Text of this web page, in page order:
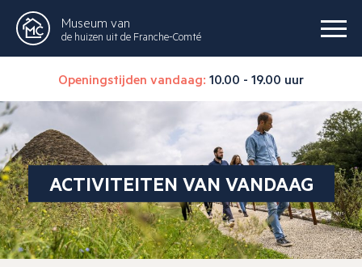
Museum van
de huizen uit de Franche-Comté
Openingstijden vandaag: 10.00 - 19.00 uur
ACTIVITEITEN VAN VANDAAG